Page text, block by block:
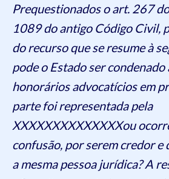
Prequestionados o art. 267
1089 do antigo Código Civil,
do recurso que se resume à
pode o Estado ser condenado
honorários advocatícios em
parte foi representada pela
XXXXXXXXXXXXXXou
confusão, por serem credor e
a mesma pessoa jurídica? A